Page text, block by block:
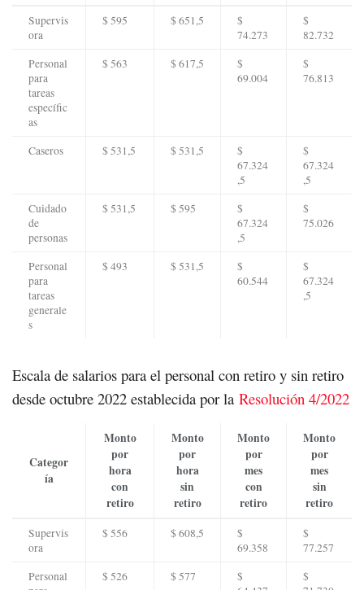
Supervis
ora
$ 595 $ 651,5
$
74.273
$
82.732
Personal
para
tareas
específic
as
$ 563 $ 617,5
$
69.004
$
76.813
Caseros $ 531,5 $ 531,5
$
67.324
,5
$
67.324
,5
Cuidado
de
personas
$ 531,5 $ 595
$
67.324
,5
$
75.026
Personal
para
tareas
generale
s
$ 493 $ 531,5
$
60.544
$
67.324
,5
Escala de salarios para el personal con retiro y sin retiro
desde octubre 2022 establecida por la Resolución 4/2022
Categor
ía
Monto
por
hora
con
retiro
Monto
por
hora
sin
retiro
Monto
por
mes
con
retiro
Monto
por
mes
sin
retiro
Supervis
ora
$ 556 $ 608,5
$
69.358
$
77.257
Personal
$ 526 $ 577
$
$